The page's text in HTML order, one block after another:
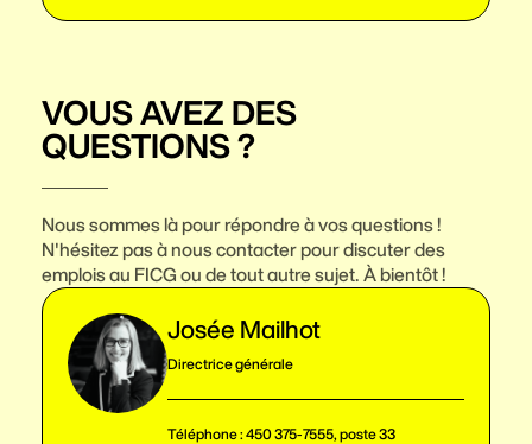
VOUS AVEZ DES
QUESTIONS ?
Nous sommes là pour répondre à vos questions !
N'hésitez pas à nous contacter pour discuter des
emplois au FICG ou de tout autre sujet. À bientôt !
Josée Mailhot
Directrice générale
Téléphone : 450 375-7555, poste 33